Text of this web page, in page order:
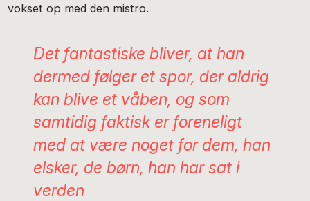
vokset op med den mistro.
Det fantastiske bliver, at han
dermed følger et spor, der aldrig
kan blive et våben, og som
samtidig faktisk er foreneligt
med at være noget for dem, han
elsker, de børn, han har sat i
verden